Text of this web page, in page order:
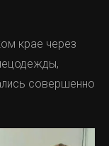
крае через
совершенно